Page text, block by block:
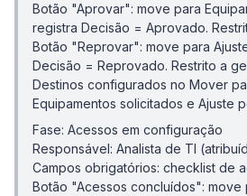
Botão "Aprovar": move para
registra Decisão = Aprovado.
Botão "Reprovar": move para
Decisão = Reprovado. Restrito a
Destinos configurados no Mover
Equipamentos solicitados e Ajuste
Fase: Acessos em configuração
Responsável: Analista de TI
Campos obrigatórios: checklist de
Botão "Acessos concluídos": move